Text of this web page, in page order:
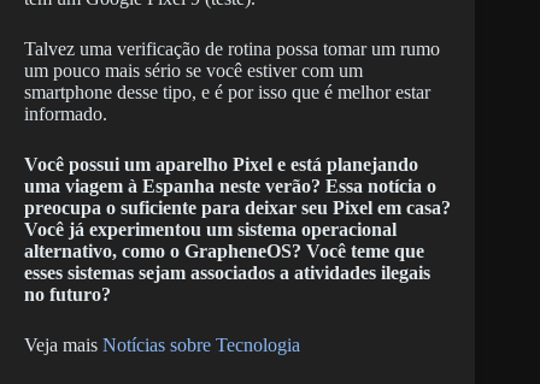
Talvez uma verificação de rotina possa tomar um rumo
um pouco mais sério se você estiver com um
smartphone desse tipo, e é por isso que é melhor estar
informado.
Você possui um aparelho Pixel e está planejando
uma viagem à Espanha neste verão? Essa notícia o
preocupa o suficiente para deixar seu Pixel em casa?
Você já experimentou um sistema operacional
alternativo, como o GrapheneOS? Você teme que
esses sistemas sejam associados a atividades ilegais
no futuro?
Veja mais Notícias sobre Tecnologia